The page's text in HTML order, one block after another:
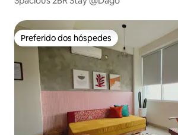
Preferido dos hóspedes
Preferido dos hóspedes